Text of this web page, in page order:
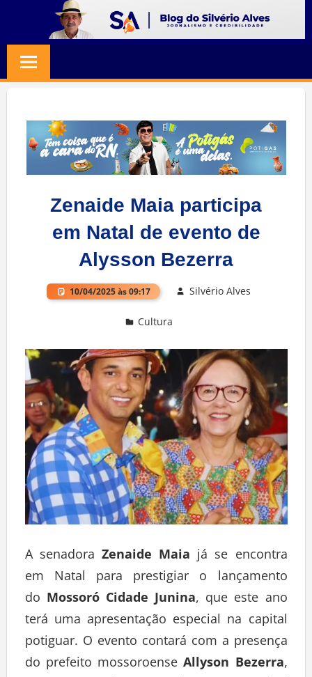
content
SILVERIO
ALVES
Jornalismo
Credibilidade
Zenaide Maia participa
em Natal de evento de
Alysson Bezerra
10/04/2025 às 09:17 Silvério Alves
Cultura
A senadora Zenaide Maiajá se encontra
em Natal para prestigiar o lançamento
do Mossoró Cidade Junina, que este ano
terá uma apresentação especial na capital
potiguar. O evento contará com a presença
do prefeito mossoroenseAllyson Bezerra,